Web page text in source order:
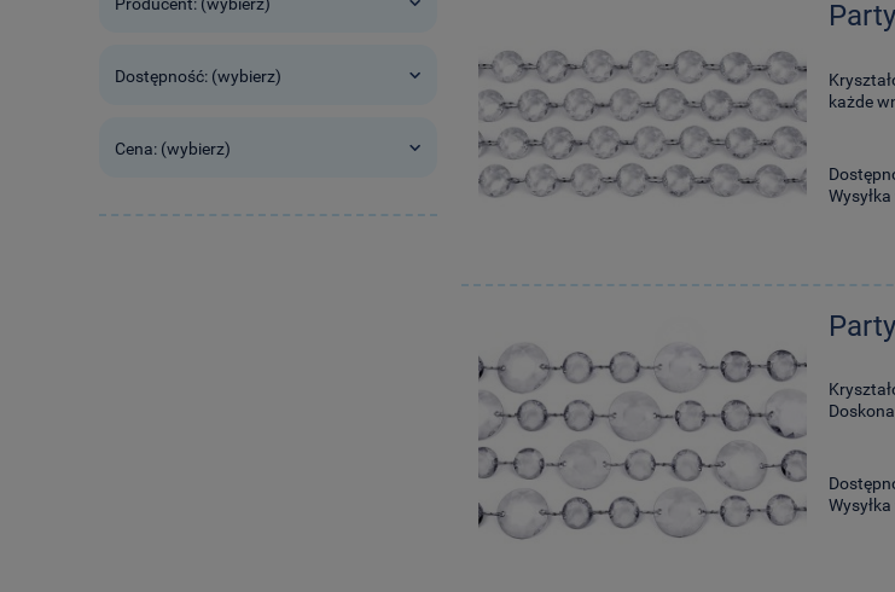
Dostępność: (wybierz)
Cena: (wybierz)
każde